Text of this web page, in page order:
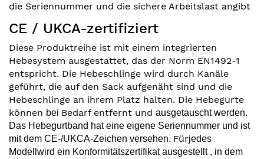
die Seriennummer und die sichere Arbeitslast angibt
CE / UKCA-zertifiziert
Diese Produktreihe ist mit einem integrierten
Hebesystem ausgestattet, das der Norm EN1492-1
entspricht. Die Hebeschlinge wird durch Kanäle
geführt, die auf den Sack aufgenäht sind und die
Hebeschlinge an ihrem Platz halten. Die Hebegurte
können bei Bedarf entfernt und ausgetauscht werden.
Das Hebegurtband hat eine eigene Seriennummer und ist
mit dem CE-/UKCA-Zeichen versehen. Fürjedes
Modell wird ein Konformitätszertifikat ausgestellt , in dem